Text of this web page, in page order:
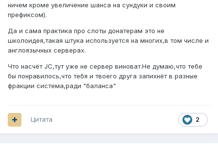
ничем кроме увеличение шанса на сундуки и своим
префиксом).
Да и сама практика про слоты донатерам это не
школоидея,такая штука используется на многих,в том числе и
англоязычных серверах.
Что насчёт JC,тут уже не сервер виноват.Не думаю,что тебе
бы понравилось,что тебя и твоего друга запихнёт в разные
фракции система,ради "баланса"
2
Цитата